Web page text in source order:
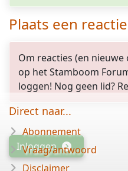
Plaats een reactie
Om reacties (en
op het Stamboom
loggen! Nog geen lid?
Inloggen
Direct naar...
Abonnement
Vraag/antwoord
Disclaimer